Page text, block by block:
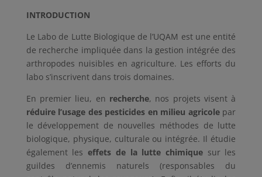
INTRODUCTION
Le Labo de Lutte Biologique de l’UQAM est une entité
de recherche impliquée dans la gestion intégrée des
arthropodes nuisibles en agriculture. Les efforts du
labo s’inscrivent dans trois domaines.
En premier lieu, en recherche, nos projets visent à
réduire l’usage des pesticides en milieu agricolepar
le développement de nouvelles méthodes de lutte
biologique, physique, culturale ou intégrée. Il étudie
également leseffets de la lutte chimiquesur les
guildes d’ennemis naturels (responsables du